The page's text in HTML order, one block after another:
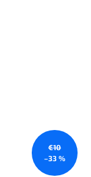
€10
–33 %